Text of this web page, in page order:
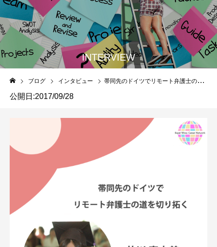
INTERVIEW
ブログ インタビュー 帯同先のドイツでリモート弁護士の道を切り拓く、井川 真由美さんインタビュー
公開日:2017/09/28